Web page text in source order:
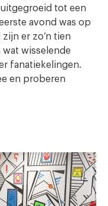
tot een
avond was op
er zo’n tien
wat wisselende
fanatiekelingen.
en proberen